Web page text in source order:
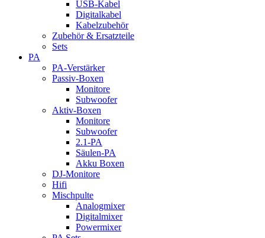
USB-Kabel
Digitalkabel
Kabelzubehör
Zubehör & Ersatzteile
Sets
PA
PA-Verstärker
Passiv-Boxen
Monitore
Subwoofer
Aktiv-Boxen
Monitore
Subwoofer
2.1-PA
Säulen-PA
Akku Boxen
DJ-Monitore
Hifi
Mischpulte
Analogmixer
Digitalmixer
Powermixer